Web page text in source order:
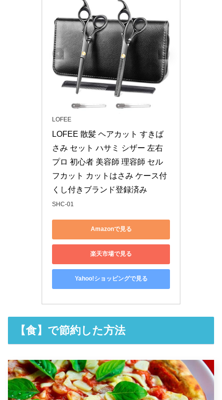
LOFEE
LOFEE 散髪 ヘアカット すきば
さみ セット ハサミ シザー 左右
プロ 初心者 美容師 理容師 セル
フカット カットはさみ ケース付
くし付きブランド登録済み
SHC-01
Amazonで見る
楽天市場で見る
Yahoo!ショッピングで見る
【食】で節約した方法